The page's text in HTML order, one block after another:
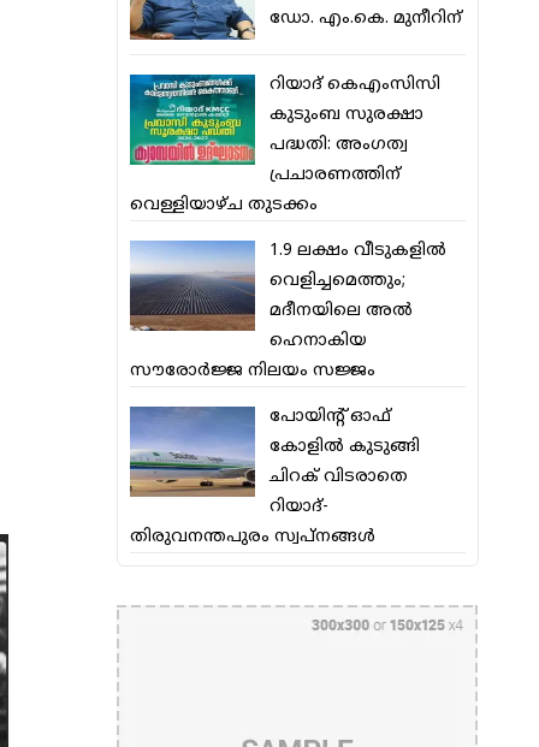
ഡോ. എം.കെ. മുനീറിന്
റിയാദ് കെഎംസിസി
കുടുംബ സുരക്ഷാ
പദ്ധതി: അംഗത്വ
പ്രചാരണത്തിന്
വെള്ളിയാഴ്ച തുടക്കം
1.9 ലക്ഷം വീടുകളില്‍
വെളിച്ചമെത്തും;
മദീനയിലെ അല്‍
ഹെനാകിയ
സൗരോര്‍ജ്ജ നിലയം സജ്ജം
പോയിന്റ് ഓഫ്
കോളില്‍ കുടുങ്ങി
ചിറക് വിടരാതെ
റിയാദ്-
തിരുവനന്തപുരം സ്വപ്നങ്ങള്‍